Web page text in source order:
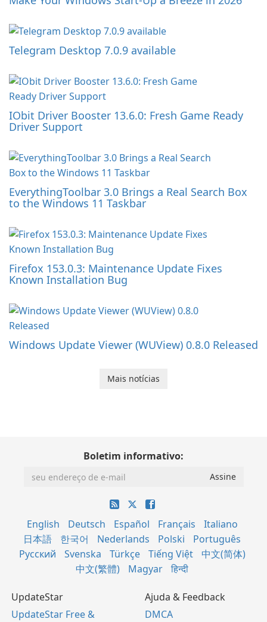
Telegram Desktop 7.0.9 available
IObit Driver Booster 13.6.0: Fresh Game Ready
Driver Support
EverythingToolbar 3.0 Brings a Real Search Box
to the Windows 11 Taskbar
Firefox 153.0.3: Maintenance Update Fixes
Known Installation Bug
Windows Update Viewer (WUView) 0.8.0 Released
Mais notícias
Boletim informativo:
English Deutsch Español Français
Italiano
日本語
한국어 Nederlands Polski
Português
Русский
Svenska Türkçe Tiếng Việt
中文(简体)
中文(繁體)
Magyar हिन्दी
UpdateStar
UpdateStar Free &
Ajuda & Feedback
DMCA